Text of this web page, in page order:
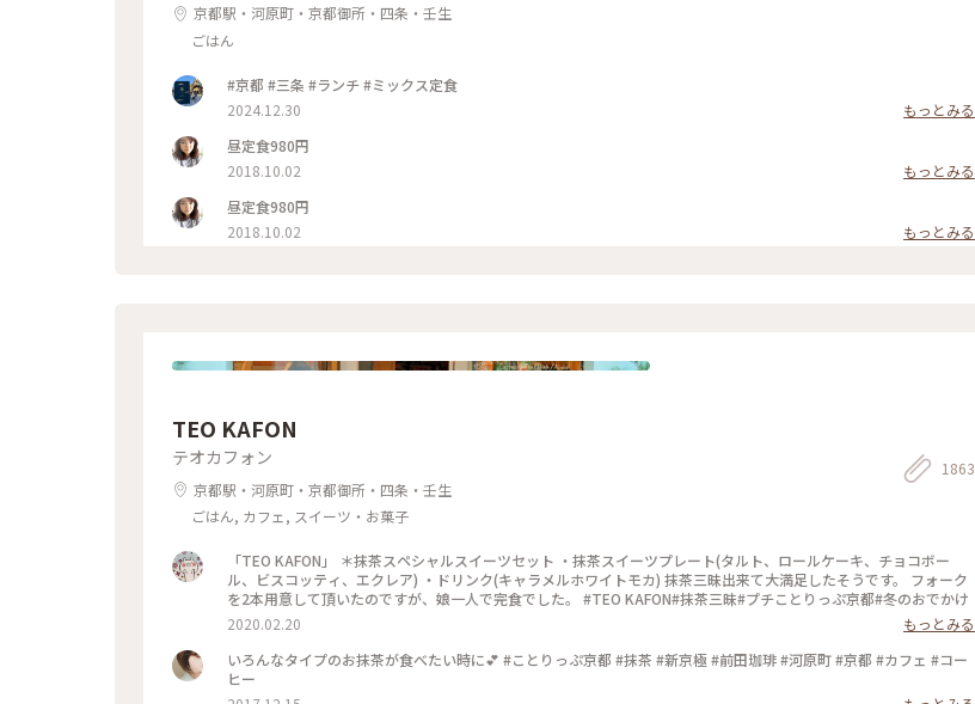
京都駅・河原町・京都御所・四条・壬生
ごはん
#京都 #三条 #ランチ #ミックス定食
2024.12.30
もっとみる
昼定食980円
2018.10.02
もっとみる
昼定食980円
2018.10.02
もっとみる
TEO KAFON
テオカフォン
京都駅・河原町・京都御所・四条・壬生
ごはん, カフェ, スイーツ・お菓子
1863
「TEO KAFON」 ＊抹茶スペシャルスイーツセット ・抹茶スイーツプレート(タルト、ロールケーキ、チョコボー
ル、ビスコッティ、エクレア) ・ドリンク(キャラメルホワイトモカ) 抹茶三昧出来て大満足したそうです。 フォーク
を2本用意して頂いたのですが、娘一人で完食でした。 #TEO KAFON#抹茶三昧#プチことりっぷ京都#冬のおでかけ
2020.02.20
もっとみる
いろんなタイプのお抹茶が食べたい時に💕 #ことりっぷ京都 #抹茶 #新京極 #前田珈琲 #河原町 #京都 #カフェ #コー
ヒー